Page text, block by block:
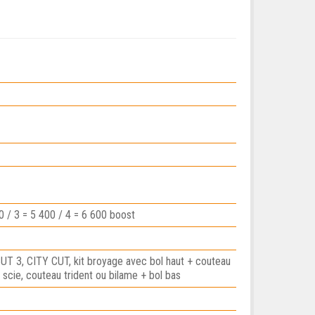
/ 3 = 5 400 / 4 = 6 600 boost
3, CITY CUT, kit broyage avec bol haut + couteau
couteau trident ou bilame + bol bas